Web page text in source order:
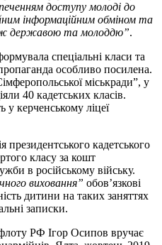
доступу молоді до
інформаційним обміном та
державою та молоддю”.
спеціальні класи та
особливо посилена.
міськради”, у
40 кадетських класів.
у керченському ліцеї
президентського кадетського
класу за кошт
в російському війську.
виховання” обов’язкові
дитини на таких заняттях
записки.
РФ Ігор Осипов вручає